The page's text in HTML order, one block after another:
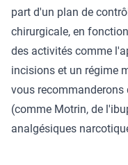
part d'un plan de
chirurgicale, en
des activités comme
incisions et un régime
vous recommanderons
(comme Motrin, de
analgésiques